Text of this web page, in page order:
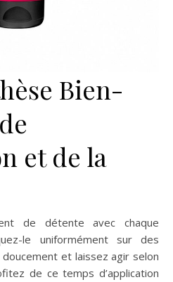
Bien-
et de la
de détente avec chaque
le uniformément sur des
et laissez agir selon
de ce temps d’application